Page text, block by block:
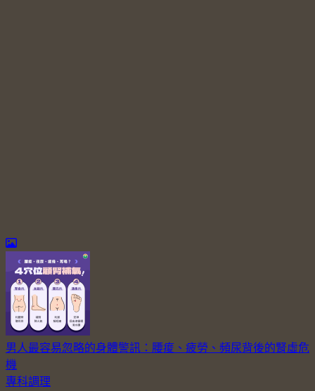
男人最容易忽略的身體警訊：腰痠、疲勞、頻尿背後的腎虛危
機
專科調理